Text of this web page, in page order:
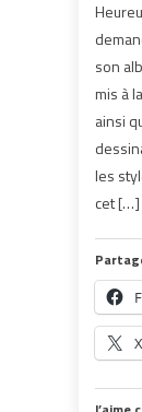
son
mis à
ainsi
les
cet […]
X